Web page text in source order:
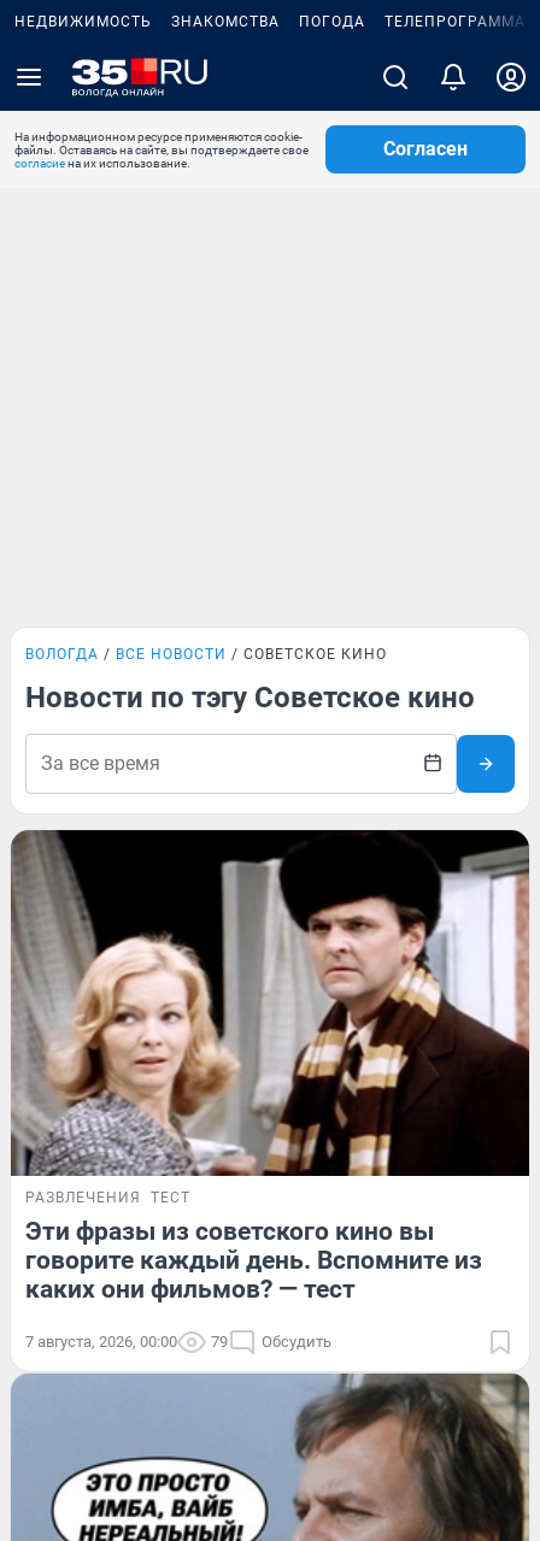
НЕДВИЖИМОСТЬ ЗНАКОМСТВА ПОГОДА ТЕЛЕПРОГРАММА
На информационном ресурсе применяются cookie-
файлы. Оставаясь на сайте, вы подтверждаете свое
согласиена их использование.
Согласен
ВОЛОГДА ВСЕ НОВОСТИ СОВЕТСКОЕ КИНО
Новости по тэгу Советское кино
РАЗВЛЕЧЕНИЯ ТЕСТ
Эти фразы из советского кино вы
говорите каждый день. Вспомните из
каких они фильмов? — тест
7 августа, 2026, 00:00 79 Обсудить